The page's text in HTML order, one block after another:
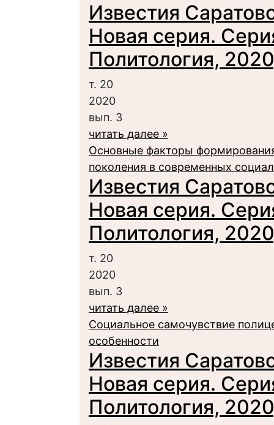
Известия
Новая серия.
Политология,
т. 20
2020
вып. 3
читать далее »
Основные факторы
поколения в современных
Известия
Новая серия.
Политология,
т. 20
2020
вып. 3
читать далее »
Социальное самочувствие
особенности
Известия
Новая серия.
Политология,